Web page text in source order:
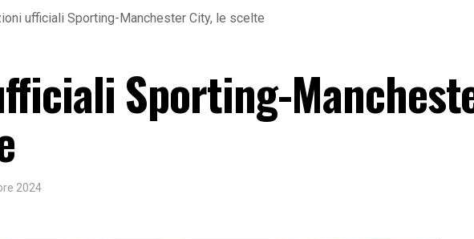
ufficiali Sporting-Manchester City, le scelte
Sporting-
2024